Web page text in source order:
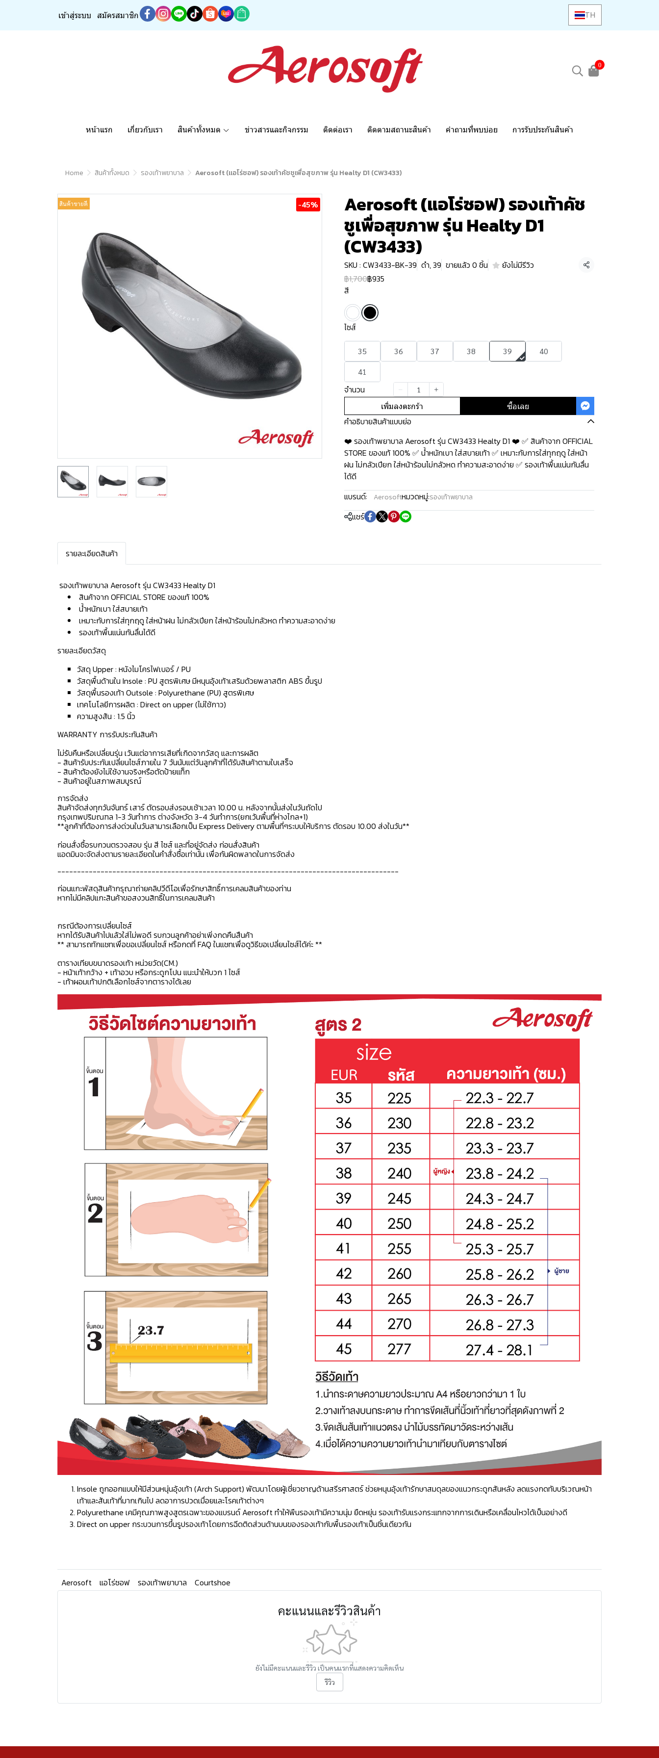
เข้าสู่ระบบ สมัครสมาชิก TH
0
หน้าแรก เกี่ยวกับเรา สินค้าทั้งหมด ข่าวสารและกิจกรรม ติดต่อเรา ติดตามสถานะสินค้า คำถามที่พบบ่อย การรับประกันสินค้า
Home สินค้าทั้งหมด รองเท้าพยาบาล Aerosoft (แอโร่ซอฟ) รองเท้าคัชชูเพื่อสุขภาพ รุ่น Healty D1 (CW3433)
สินค้าขายดี -45% Aerosoft (แอโร่ซอฟ) รองเท้าคัช
ชูเพื่อสุขภาพ รุ่น Healty D1
(CW3433)
SKU : CW3433-BK-39 ดำ, 39 ขายแล้ว 0 ชิ้น ยังไม่มีรีวิว แชร์
฿1,700฿935
สี
ไซส์
35 36 37 38 39
40
41
จำนวน
เพิ่มลงตะกร้า ซื้อเลย
คำอธิบายสินค้าแบบย่อ
❤️ รองเท้าพยาบาล Aerosoft รุ่น CW3433 Healty D1 ❤️ ✅ สินค้าจาก OFFICIAL
STORE ของแท้ 100% ✅ น้ำหนักเบา ใส่สบายเท้า ✅ เหมาะกับการใส่ทุกฤดู ใส่หน้า
ฝน ไม่กลัวเปียก ใส่หน้าร้อนไม่กลัวหด ทำความสะอาดง่าย ✅ รองเท้าพื้นแน่นกันลื่น
ได้ดี
แบรนด์:
Aerosoftหมวดหมู่:รองเท้าพยาบาล
แชร์
รายละเอียดสินค้า
️ รองเท้าพยาบาล Aerosoft รุ่น CW3433 Healty D1
สินค้าจาก OFFICIAL STORE ของแท้ 100%
น้ำหนักเบา ใส่สบายเท้า
เหมาะกับการใส่ทุกฤดู ใส่หน้าฝน ไม่กลัวเปียก ใส่หน้าร้อนไม่กลัวหด ทำความสะอาดง่าย
รองเท้าพื้นแน่นกันลื่นได้ดี
รายละเอียดวัสดุ
วัสดุ Upper : หนังไมโครไฟเบอร์ / PU
วัสดุพื้นด้านใน Insole : PU สูตรพิเศษ มีหนุนอุ้งเท้าเสริมด้วยพลาสติก ABS ขึ้นรูป
วัสดุพื้นรองเท้า Outsole : Polyurethane (PU) สูตรพิเศษ
เทคโนโลยีการผลิต : Direct on upper (ไม่ใช้กาว)
ความสูงส้น : 1.5 นิ้ว
WARRANTY การรับประกันสินค้า
ไม่รับคืนหรือเปลี่ยนรุ่น เว้นแต่อาการเสียที่เกิดจากวัสดุ และการผลิต
- สินค้ารับประกันเปลี่ยนไซส์ภายใน 7 วันนับแต่วันลูกค้าที่ได้รับสินค้าตามใบเสร็จ
- สินค้าต้องยังไม่ใช้งานจริงหรือตัดป้ายแท็ก
- สินค้าอยู่ในสภาพสมบูรณ์
การจัดส่ง
สินค้าจัดส่งทุกวันจันทร์ เสาร์ ตัดรอบส่งรอบเช้าเวลา 10.00 น. หลังจากนั้นส่งในวันถัดไป
กรุงเทพปริมณฑล 1-3 วันทำการ ต่างจังหวัด 3-4 วันทำการ(ยกเว้นพื้นที่ห่างไกล+1)
**ลูกค้าที่ต้องการส่งด่วนในวันสามารเลือกเป็น Express Delivery ตามพื้นที่ๆระบบให้บริการ ตัดรอบ 10.00 ส่งในวัน**
ก่อนสั่งซื้อรบกวนตรวจสอบ รุ่น สี ไซส์ และที่อยู่จัดส่ง ก่อนสั่งสินค้า
แอดมินจะจัดส่งตามรายละเอียดในคำสั่งซื้อเท่านั้น เพื่อกันผิดพลาดในการจัดส่ง
---------------------------------------------------------------------------------------
ก่อนแกะพัสดุสินค้ากรุณาถ่ายคลิปวีดีโอเพื่อรักษาสิทธิ์การเคลมสินค้าของท่าน
หากไม่มีคลิปแกะสินค้าขอสงวนสิทธิ์ในการเคลมสินค้า
กรณีต้องการเปลี่ยนไซส์
หากได้รับสินค้าไปแล้วใส่ไม่พอดี รบกวนลูกค้าอย่าเพิ่งกดคืนสืนค้า
** สามารถทักแชทเพื่อขอเปลี่ยนไซส์ หรือกดที่ FAQ ในแชทเพื่อดูวิธีขอเปลี่ยนไซส์ได้ค่ะ **
ตารางเทียบขนาดรองเท้า หน่วยวัด(CM.)
- หน้าเท้ากว้าง + เท้าอวบ หรือกระดูกโปน แนะนำให้บวก 1 ไซส์
- เท้าผอมเท้าปกติเลือกไซส์จากตารางได้เลย
Insole ถูกออกแบบให้มีส่วนหนุ่นอุ้งเท้า (Arch Support) พัฒนาโดยผู้เชี่ยวชาญด้านสรีรศาสตร์ ช่วยหนุนอุ้งเท้ารักษาสมดุลของแนวกระดูกสันหลัง ลดแรงกดทับบริเวณหน้า
เท้าและส้นเท้าที่มากเกินไป ลดอาการปวดเมื่อยและโรคเท้าต่างๆ
Polyurethane เคมีคุณภาพสูงสูตรเฉพาะของแบรนด์ Aerosoft ทำให้พืนรองเท้ามีความนุ่ม ยืดหยุ่น รองเท้ารับแรงกระแทกจากการเดินหรือเคลื่อนไหวได้เป็นอย่างดี
Direct on upper กระบวนการขึ้นรูปรองเท้าโดยการฉีดติดส่วนด้านบนของรองเท้ากับพื้นรองเท้าเป็นชิ้นเดียวกัน
Aerosoft แอโร่ซอฟ รองเท้าพยาบาล Courtshoe
คะแนนและรีวิวสินค้า
ยังไม่มีคะแนนและรีวิว เป็นคนแรกที่แสดงความคิดเห็น
รีวิว